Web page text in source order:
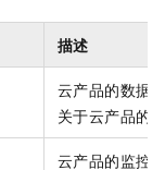
描述
云产品的数据
关于云产品的
云产品的监控